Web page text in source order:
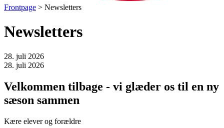
Frontpage > Newsletters
Newsletters
28. juli 2026
28. juli 2026
Velkommen tilbage - vi glæder os til en ny
sæson sammen
Kære elever og forældre